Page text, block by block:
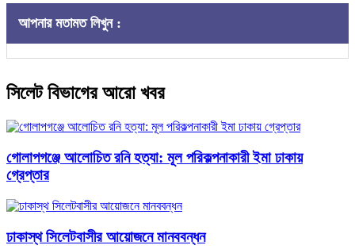
আপনার মতামত লিখুন :
সিলেট বিভাগের আরো খবর
গোলাপগঞ্জে আলোচিত রনি হত্যা: মূল পরিকল্পনাকারী ইমা ঢাকায়
গ্রেপ্তার
ঢাকাস্থ সিলেটবাসীর আয়োজনে মানববন্ধন